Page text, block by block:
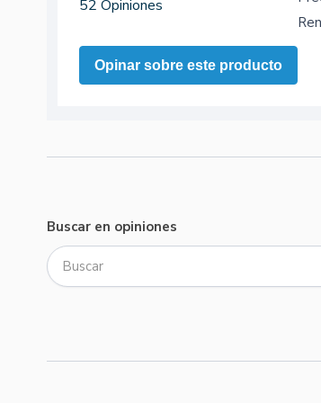
52 Opiniones
Opinar sobre este producto
Buscar en opiniones